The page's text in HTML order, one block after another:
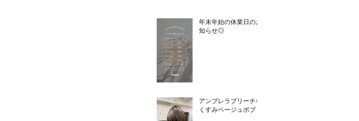
年末年始の休業日のお
知らせ◎
アンブレラブリーチ×
くすみベージュボブ